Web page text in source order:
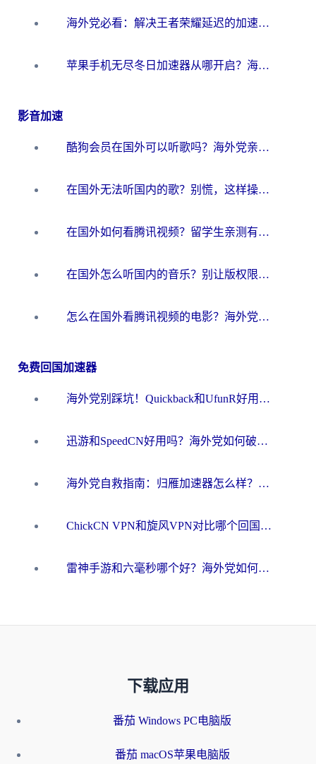
海外党必看：解决王者荣耀延迟的加速器终极指南——从EVE到猫和老鼠，一个工具全搞定
苹果手机无尽冬日加速器从哪开启？海外玩家的冬日生存指南
影音加速
酷狗会员在国外可以听歌吗？海外党亲测有效：3步解决音乐权限难题
在国外无法听国内的歌？别慌，这样操作就能畅听QQ音乐（附亲测加速器推荐）
在国外如何看腾讯视频？留学生亲测有效的回国加速方案
在国外怎么听国内的音乐？别让版权限制断了你的华语歌单
怎么在国外看腾讯视频的电影？海外党亲测有效的回国加速指南
免费回国加速器
海外党别踩坑！Quickback和UfunR好用吗？选对回国加速器才能无缝刷国内资源
迅游和SpeedCN好用吗？海外党如何破解那道看不见的墙
海外党自救指南：归雁加速器怎么样？教你避开坑实现国内资源无缝访问
ChickCN VPN和旋风VPN对比哪个回国效果更好？海外用户的选择困境与出路
雷神手游和六毫秒哪个好？海外党如何真正解锁国内资源
下载应用
番茄 Windows PC电脑版
番茄 macOS苹果电脑版